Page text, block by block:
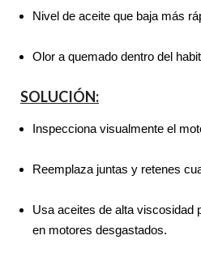
Nivel de aceite que baja más
Olor a quemado dentro del
SOLUCIÓN:
Inspecciona visualmente el
Reemplaza juntas y retenes
Usa aceites de alta viscosidad
en motores desgastados.